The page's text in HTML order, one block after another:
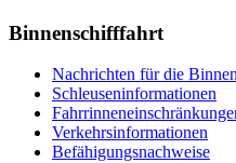
Binnenschifffahrt
Nach­rich­ten für die
Schleu­sen­in­for­ma­tio­nen
Ver­kehrs­in­for­ma­tio­nen
Be­fä­hi­gungs­nach­wei­se